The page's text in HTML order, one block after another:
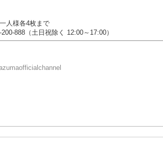
人様各4枚まで
888（土日祝除く 12:00～17:00）